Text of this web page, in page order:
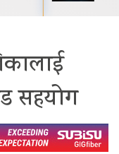
सहयोग